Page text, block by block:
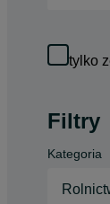
tylko
Filtry
Kategoria